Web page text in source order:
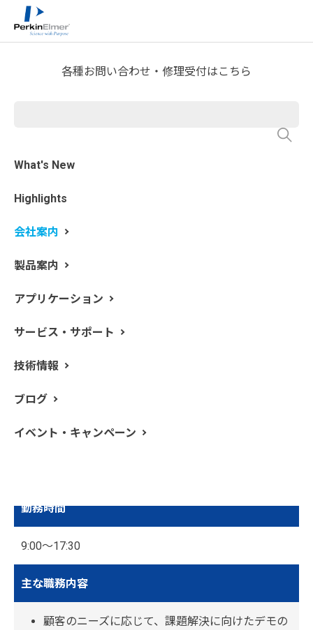
各種お問い合わせ・修理受付はこちら
What's New
Highlights
会社案内
製品案内
アプリケーション
サービス・サポート
技術情報
ブログ
イベント・キャンペーン
ホーム
職種：フィールドアプリケーション
スペシャリスト（分子分光分析分
雇用形態
正社員
勤務地
勤務時間
9:00～17:30
主な職務内容
顧客のニーズに応じて、課題解決に向けたデモの